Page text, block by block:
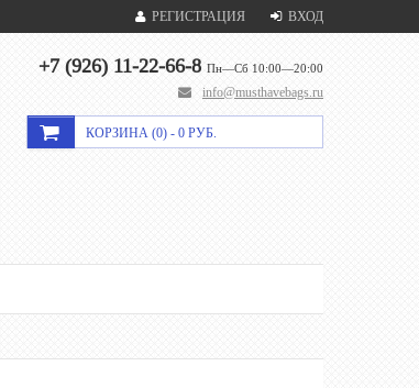
РЕГИСТРАЦИЯ ВХОД
+7 (926) 11-22-66-8 Пн—Сб 10:00—20:00
info@musthavebags.ru
КОРЗИНА (0) - 0 РУБ.